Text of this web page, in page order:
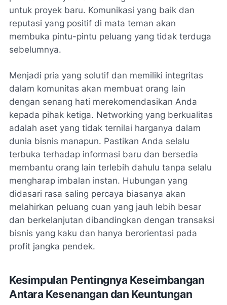
untuk proyek baru. Komunikasi yang baik dan
reputasi yang positif di mata teman akan
membuka pintu-pintu peluang yang tidak terduga
sebelumnya.
Menjadi pria yang solutif dan memiliki integritas
dalam komunitas akan membuat orang lain
dengan senang hati merekomendasikan Anda
kepada pihak ketiga. Networking yang berkualitas
adalah aset yang tidak ternilai harganya dalam
dunia bisnis manapun. Pastikan Anda selalu
terbuka terhadap informasi baru dan bersedia
membantu orang lain terlebih dahulu tanpa selalu
mengharap imbalan instan. Hubungan yang
didasari rasa saling percaya biasanya akan
melahirkan peluang cuan yang jauh lebih besar
dan berkelanjutan dibandingkan dengan transaksi
bisnis yang kaku dan hanya berorientasi pada
profit jangka pendek.
Kesimpulan Pentingnya Keseimbangan
Antara Kesenangan dan Keuntungan